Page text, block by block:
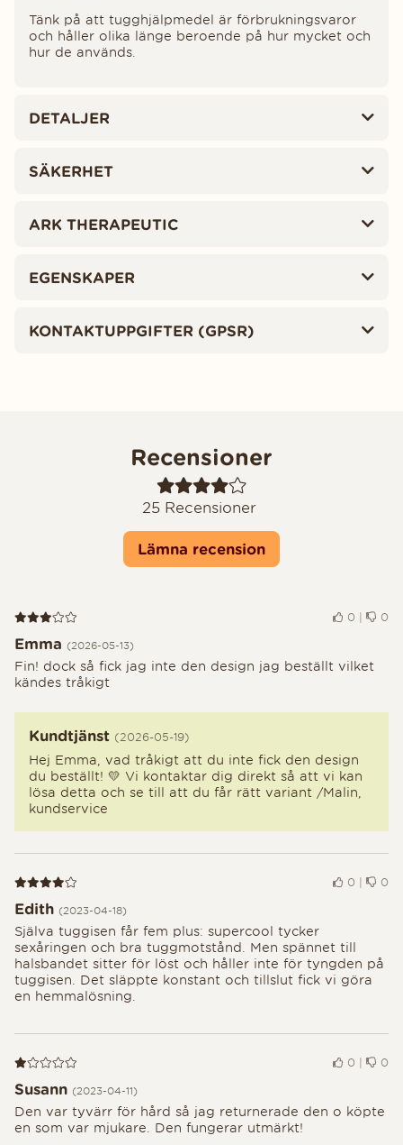
Tänk på att tugghjälpmedel är förbrukningsvaror
och håller olika länge beroende på hur mycket och
hur de används.
DETALJER
SÄKERHET
ARK THERAPEUTIC
EGENSKAPER
KONTAKTUPPGIFTER (GPSR)
Recensioner
25 Recensioner
Lämna recension
Recension 3 av 5 0 | 0
Emma (2026-05-13)
Fin! dock så fick jag inte den design jag beställt vilket
kändes tråkigt
Kundtjänst (2026-05-19)
Hej Emma, vad tråkigt att du inte fick den design
du beställt! 💛 Vi kontaktar dig direkt så att vi kan
lösa detta och se till att du får rätt variant /Malin,
kundservice
Recension 4 av 5 0 | 0
Edith (2023-04-18)
Själva tuggisen får fem plus: supercool tycker
sexåringen och bra tuggmotstånd. Men spännet till
halsbandet sitter för löst och håller inte för tyngden på
tuggisen. Det släppte konstant och tillslut fick vi göra
en hemmalösning.
Recension 1 av 5 0 | 0
Susann (2023-04-11)
Den var tyvärr för hård så jag returnerade den o köpte
en som var mjukare. Den fungerar utmärkt!